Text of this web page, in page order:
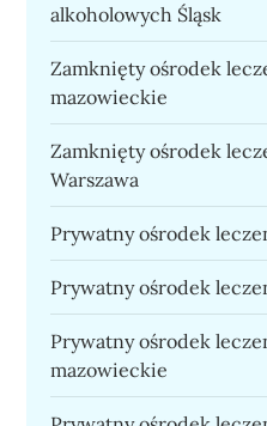
alkoholowych Śląsk
Zamknięty ośrodek
mazowieckie
Zamknięty ośrodek
Warszawa
Prywatny ośrodek
Prywatny ośrodek
Prywatny ośrodek
mazowieckie